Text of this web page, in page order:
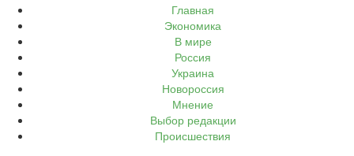
Главная
Экономика
В мире
Россия
Украина
Новороссия
Мнение
Выбор редакции
Происшествия